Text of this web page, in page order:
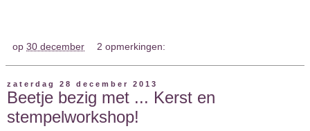
op 30 december 2 opmerkingen:
zaterdag 28 december 2013
Beetje bezig met ... Kerst en
stempelworkshop!